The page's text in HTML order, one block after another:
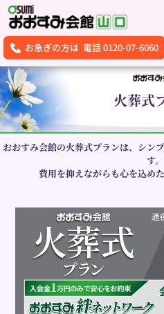
お急ぎの方は 電話 0120-07-6060
火葬式
おおすみ会館の火葬式プランは、シン
す。
費用を抑えながらも心を込め